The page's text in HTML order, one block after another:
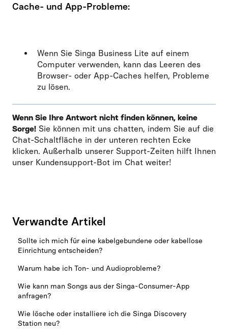
Cache- und App-Probleme:
Wenn Sie Singa Business Lite auf einem
Computer verwenden, kann das Leeren des
Browser- oder App-Caches helfen, Probleme
zu lösen.
Wenn Sie Ihre Antwort nicht finden können, keine
Sorge! Sie können mit uns chatten, indem Sie auf die
Chat-Schaltfläche in der unteren rechten Ecke
klicken. Außerhalb unserer Support-Zeiten hilft Ihnen
unser Kundensupport-Bot im Chat weiter!
Verwandte Artikel
Sollte ich mich für eine kabelgebundene oder kabellose
Einrichtung entscheiden?
Warum habe ich Ton- und Audioprobleme?
Wie kann man Songs aus der Singa-Consumer-App
anfragen?
Wie lösche oder installiere ich die Singa Discovery
Station neu?